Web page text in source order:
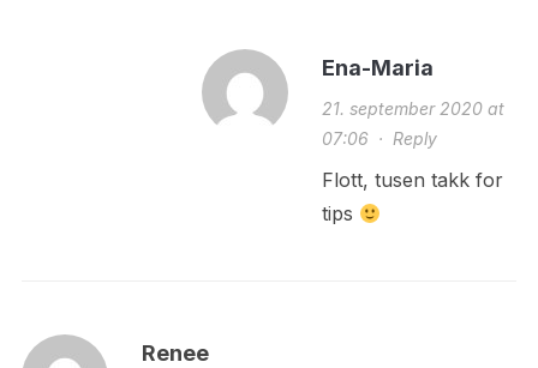
Ena-Maria
21. september 2020 at
07:06· Reply
Flott, tusen takk for
tips
Renee